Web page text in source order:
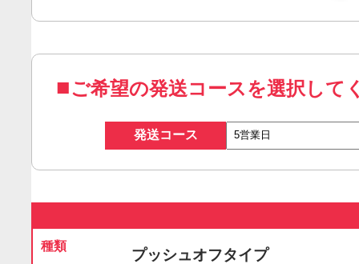
ご希望の発送コースを選択して
発送コース
種類
プッシュオフタイプ